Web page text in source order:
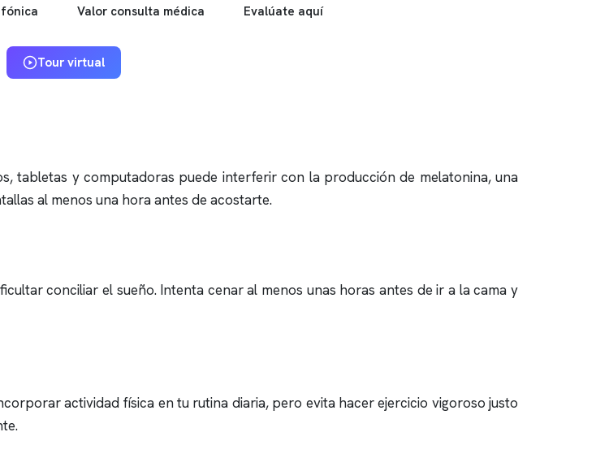
Valor consulta médica Evalúate aquí
Tour virtual
tabletas y computadoras puede interferir con la producción de melatonina, una
al menos una hora antes de acostarte.
conciliar el sueño. Intenta cenar al menos unas horas antes de ir a la cama y
actividad física en tu rutina diaria, pero evita hacer ejercicio vigoroso justo